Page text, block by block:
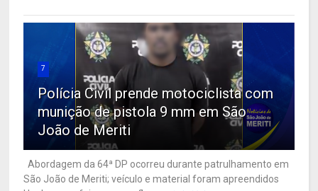
7
Polícia Civil prende motociclista com
munição de pistola 9 mm em São
João de Meriti
Abordagem da 64ª DP ocorreu durante patrulhamento em
São João de Meriti; veículo e material foram apreendidos